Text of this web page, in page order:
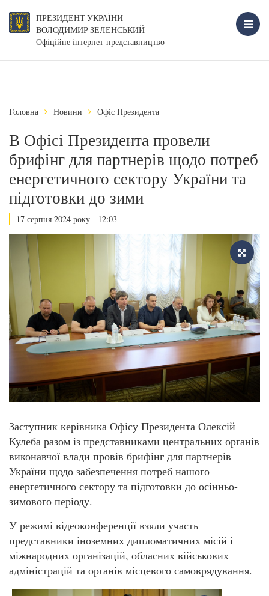
ПРЕЗИДЕНТ УКРАЇНИ
ВОЛОДИМИР ЗЕЛЕНСЬКИЙ
Офіційне інтернет-представництво
Головна Новини Офіс Президента
В Офісі Президента провели
брифінг для партнерів щодо потреб
енергетичного сектору України та
підготовки до зими
17 серпня 2024 року - 12:03
Заступник керівника Офісу Президента Олексій
Кулеба разом із представниками центральних органів
виконавчої влади провів брифінг для партнерів
України щодо забезпечення потреб нашого
енергетичного сектору та підготовки до осінньо-
зимового періоду.
У режимі відеоконференції взяли участь
представники іноземних дипломатичних місій і
міжнародних організацій, обласних військових
адміністрацій та органів місцевого самоврядування.